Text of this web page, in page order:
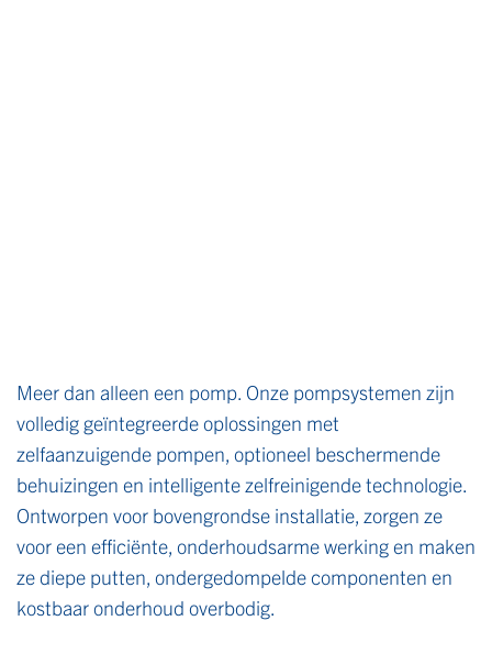
Meer dan alleen een pomp. Onze pompsystemen zijn
volledig geïntegreerde oplossingen met
zelfaanzuigende pompen, optioneel beschermende
behuizingen en intelligente zelfreinigende technologie.
Ontworpen voor bovengrondse installatie, zorgen ze
voor een efficiënte, onderhoudsarme werking en maken
ze diepe putten, ondergedompelde componenten en
kostbaar onderhoud overbodig.